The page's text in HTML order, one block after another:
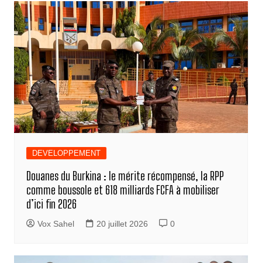
DEVELOPPEMENT
Douanes du Burkina : le mérite récompensé, la RPP
comme boussole et 618 milliards FCFA à mobiliser
d’ici fin 2026
Vox Sahel 20 juillet 2026 0